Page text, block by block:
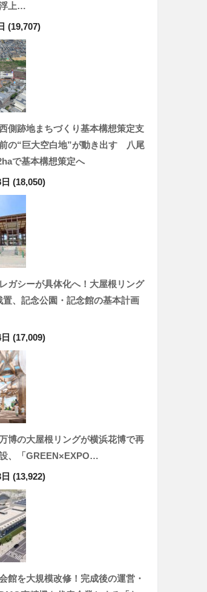
上…
(19,707)
西側跡地まちづくり基本構想策定支
の“巨大空白地”が動き出す 八尾
で基本構想策定へ
(18,050)
ガシーが具体化へ！大屋根リング
置、記念公園・記念館の基本計画
(17,009)
博の大屋根リングが横浜花博で再
、「GREEN×EXPO…
(13,922)
館を大規模改修！完成後の運営・